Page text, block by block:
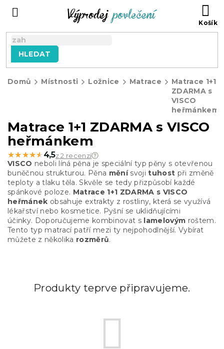
HLEDAT
Domů Místnosti Ložnice Matrace
Matrace 1+1
ZDARMA s
VISCO
heřmánkem
Matrace 1+1 ZDARMA s VISCO
heřmánkem
★★★★★
★★★★★ 4,5z 2 recenzí
VISCO neboli líná pěna je speciální typ pěny s otevřenou
buněčnou strukturou. Pěna měnísvojituhost při změně
teploty a tlaku těla. Skvěle se tedy přizpůsobí každé
spánkové poloze. Matrace 1+1 ZDARMA s VISCO
heřmánek obsahuje extrakty z rostliny, která se využívá
lékařství nebo kosmetice. Pyšní se uklidňujícími
účinky. Doporučujeme kombinovat s lamelovým roštem.
Tento typ matrací patří mezi ty nejpohodlnější. Vybírat
můžete z několika rozměrů.
Produkty teprve připravujeme.